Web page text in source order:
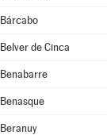
Bárcabo
Belver de Cinca
Benabarre
Benasque
Beranuy